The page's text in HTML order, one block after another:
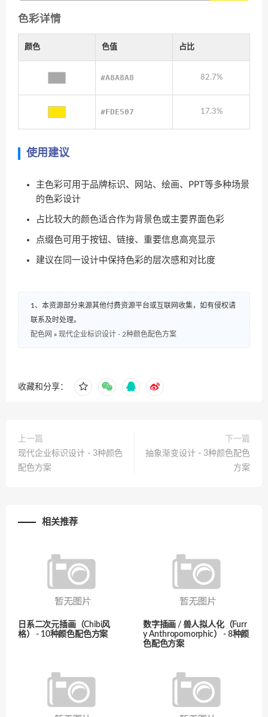
色彩详情
颜色 色值 占比
#A8A8A8 82.7%
#FDE507 17.3%
使用建议
主色彩可用于品牌标识、网站、绘画、PPT等多种场景
的色彩设计
占比较大的颜色适合作为背景色或主要界面色彩
点缀色可用于按钮、链接、重要信息高亮显示
建议在同一设计中保持色彩的层次感和对比度
1、本资源部分来源其他付费资源平台或互联网收集，如有侵权请
联系及时处理。
配色网 » 现代企业标识设计 - 2种颜色配色方案
收藏和分享：
上一篇
现代企业标识设计 - 3种颜色
配色方案
下一篇
抽象渐变设计 - 3种颜色配色
方案
相关推荐
日系二次元插画（Chibi风
格） - 10种颜色配色方案
数字插画 / 兽人拟人化（Furr
y Anthropomorphic） - 8种颜
色配色方案